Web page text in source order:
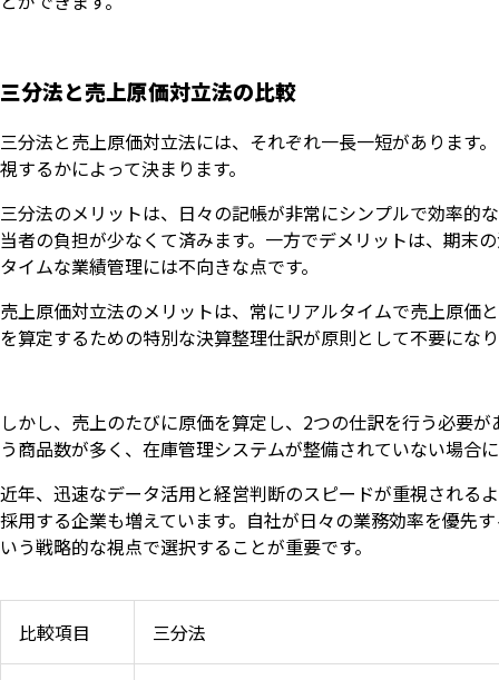
三分法と売上原価対立法の比較
三分法と売上原価対立法には、それぞれ一長一短があります
視するかによって決まります。
三分法のメリットは、日々の記帳が非常にシンプルで効率的
当者の負担が少なくて済みます。一方でデメリットは、期末
タイムな業績管理には不向きな点です。
売上原価対立法のメリットは、常にリアルタイムで売上原価
を算定するための特別な決算整理仕訳が原則として不要にな
しかし、売上のたびに原価を算定し、2つの仕訳を行う必要
う商品数が多く、在庫管理システムが整備されていない場合
近年、迅速なデータ活用と経営判断のスピードが重視される
採用する企業も増えています。自社が日々の業務効率を優先
いう戦略的な視点で選択することが重要です。
比較項目 三分法